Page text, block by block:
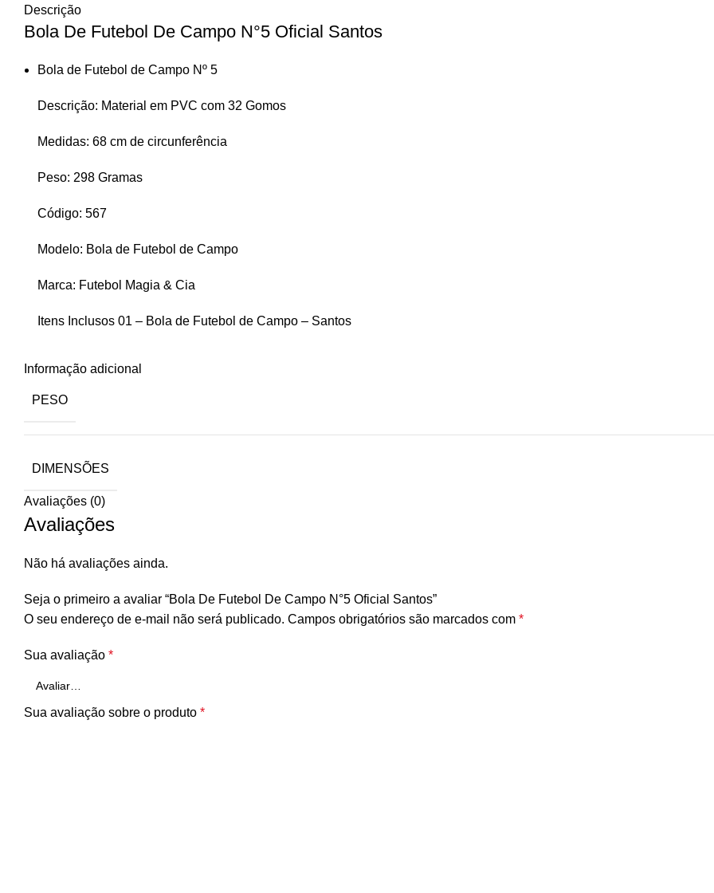
Descrição
Bola De Futebol De Campo N°5 Oficial Santos
Bola de Futebol de Campo Nº 5
Descrição: Material em PVC com 32 Gomos
Medidas: 68 cm de circunferência
Peso: 298 Gramas
Código: 567
Modelo: Bola de Futebol de Campo
Marca: Futebol Magia & Cia
Itens Inclusos 01 – Bola de Futebol de Campo – Santos
Informação adicional
PESO
DIMENSÕES
Avaliações (0)
Avaliações
Não há avaliações ainda.
Seja o primeiro a avaliar “Bola De Futebol De Campo N°5 Oficial Santos”
O seu endereço de e-mail não será publicado. Campos obrigatórios são marcados com *
Sua avaliação *
Sua avaliação sobre o produto *